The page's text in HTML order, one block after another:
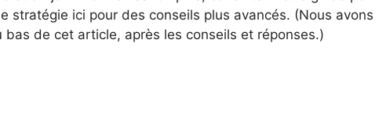
stratégie ici pour des conseils plus avancés. (Nous avons
bas de cet article, après les conseils et réponses.)